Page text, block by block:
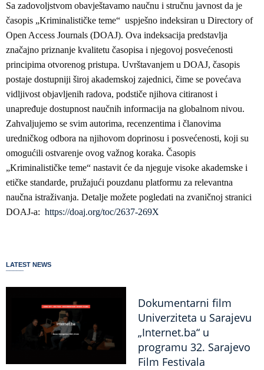
Sa zadovoljstvom obavještavamo naučnu i stručnu javnost da je
časopis „Kriminalističke teme“ uspješno indeksiran u Directory of
Open Access Journals (DOAJ). Ova indeksacija predstavlja
značajno priznanje kvalitetu časopisa i njegovoj posvećenosti
principima otvorenog pristupa. Uvrštavanjem u DOAJ, časopis
postaje dostupniji široj akademskoj zajednici, čime se povećava
vidljivost objavljenih radova, podstiče njihova citiranost i
unapređuje dostupnost naučnih informacija na globalnom nivou.
Zahvaljujemo se svim autorima, recenzentima i članovima
uredničkog odbora na njihovom doprinosu i posvećenosti, koji su
omogućili ostvarenje ovog važnog koraka. Časopis
„Kriminalističke teme“ nastavit će da njeguje visoke akademske i
etičke standarde, pružajući pouzdanu platformu za relevantna
naučna istraživanja. Detalje možete pogledati na zvaničnoj stranici
DOAJ-a: https://doaj.org/toc/2637-269X
LATEST NEWS
Dokumentarni film
Univerziteta u Sarajevu
„Internet.ba“ u
programu 32. Sarajevo
Film Festivala